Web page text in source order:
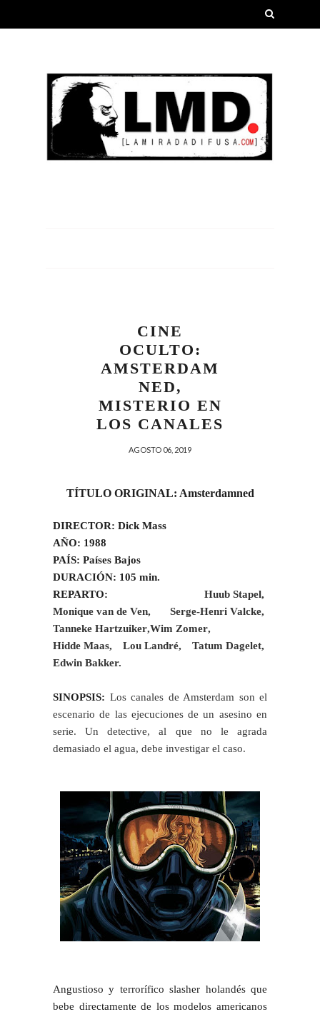
CINE
OCULTO:
AMSTERDAM
NED,
MISTERIO EN
LOS CANALES
AGOSTO 06, 2019
TÍTULO ORIGINAL: Amsterdamned
DIRECTOR: Dick Mass
AÑO: 1988
PAÍS: Países Bajos
DURACIÓN: 105 min.
REPARTO: Huub Stapel,
Monique van de Ven, Serge-Henri Valcke,
Tanneke Hartzuiker,Wim Zomer,
Hidde Maas, Lou Landré, Tatum Dagelet,
Edwin Bakker.
SINOPSIS: Los canales de Amsterdam son el
escenario de las ejecuciones de un asesino en
serie. Un detective, al que no le agrada
demasiado el agua, debe investigar el caso.
Angustioso y terroríficoslasher holandésque
bebe directamente de los modelos americanos